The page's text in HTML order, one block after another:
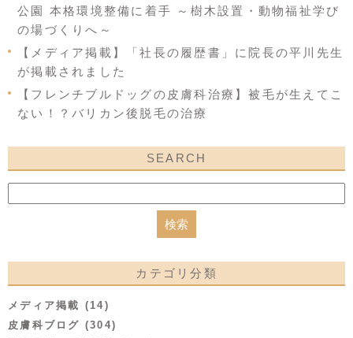
公園 本格環境整備に着手 ～樹木設置・動物福祉学び
の場づくりへ～
【メディア掲載】「社長の履歴書」に院長の平川先生
が掲載されました
【フレンチブルドッグの皮膚科治療】被毛が生えてこ
ない！？バリカン後脱毛の治療
SEARCH
カテゴリ分類
メディア掲載 (14)
皮膚科ブログ (304)